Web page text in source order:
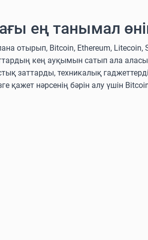
ең танымал
отырып, Bitcoin, Ethereum, Litecoin,
кең ауқымын сатып ала
заттарды, техникалық
қажет нәрсенің бәрін алу үшін